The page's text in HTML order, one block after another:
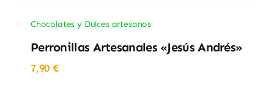
Chocolates y Dulces artesanos
Perronillas Artesanales «Jesús Andrés»
7,90€